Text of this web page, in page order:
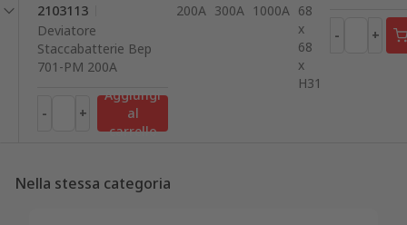
2103113
Deviatore
Staccabatterie Bep
701-PM 200A
- +
Aggiungi
al
carrello
200A 300A 1000A 68
x
68
x
H31
- +
Nella stessa categoria